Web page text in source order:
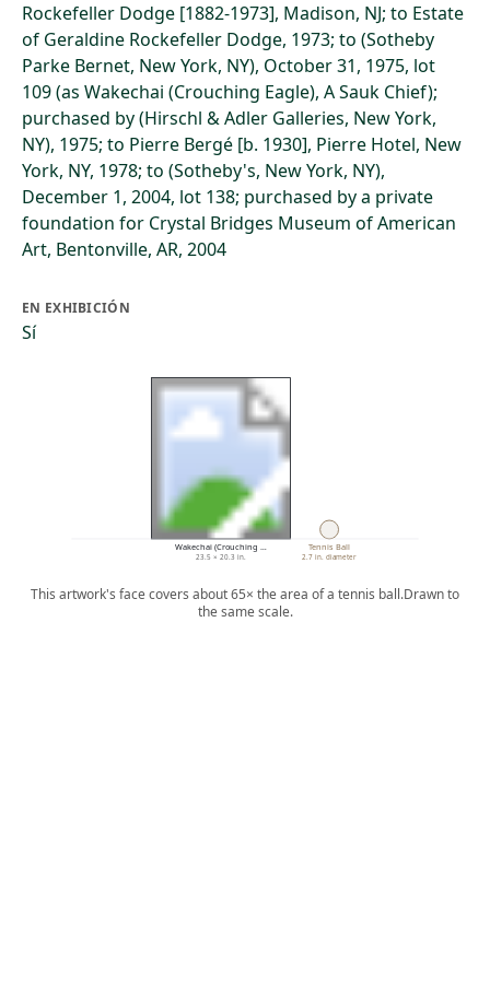
Rockefeller Dodge [1882-1973], Madison, NJ; to Estate
of Geraldine Rockefeller Dodge, 1973; to (Sotheby
Parke Bernet, New York, NY), October 31, 1975, lot
109 (as Wakechai (Crouching Eagle), A Sauk Chief);
purchased by (Hirschl & Adler Galleries, New York,
NY), 1975; to Pierre Bergé [b. 1930], Pierre Hotel, New
York, NY, 1978; to (Sotheby's, New York, NY),
December 1, 2004, lot 138; purchased by a private
foundation for Crystal Bridges Museum of American
Art, Bentonville, AR, 2004
EN EXHIBICIÓN
Sí
Wakechai (Crouching …
23.5 × 20.3 in.
Tennis Ball
2.7 in. diameter
This artwork's face covers about 65× the area of a tennis ball.Drawn to
the same scale.